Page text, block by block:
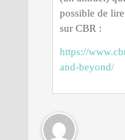
possible de
sur CBR :
https://
and-beyond/